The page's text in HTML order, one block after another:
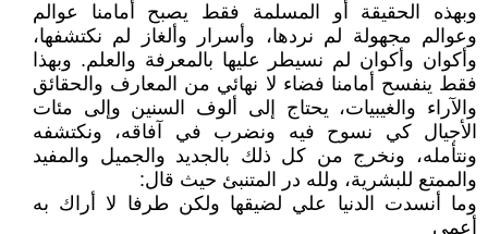
وبهذه الحقيقة أو المسلمة فقط يصبح أمامنا عوالم
وعوالم مجهولة لم نردها، وأسرار وألغاز لم نكتشفها،
وأكوان وأكوان لم نسيطر عليها بالمعرفة والعلم. وبهذا
فقط ينفسح أمامنا فضاء لا نهائي من المعارف والحقائق
والآراء والغيبيات، يحتاج إلى ألوف السنين وإلى مئات
الأجيال كي نسوح فيه ونضرب في آفاقه، ونكتشفه
ونتأمله، ونخرج من كل ذلك بالجديد والجميل والمفيد
والممتع للبشرية، ولله در المتنبئ حيث قال:
وما أنسدت الدنيا علي لضيقها ولكن طرفا لا أراك به
أعمى